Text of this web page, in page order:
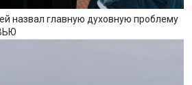
назвал главную духовную проблему